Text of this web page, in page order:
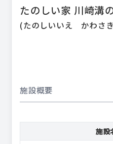
たのしい家 川崎溝
(たのしいいえ かわさ
施設概要
施設